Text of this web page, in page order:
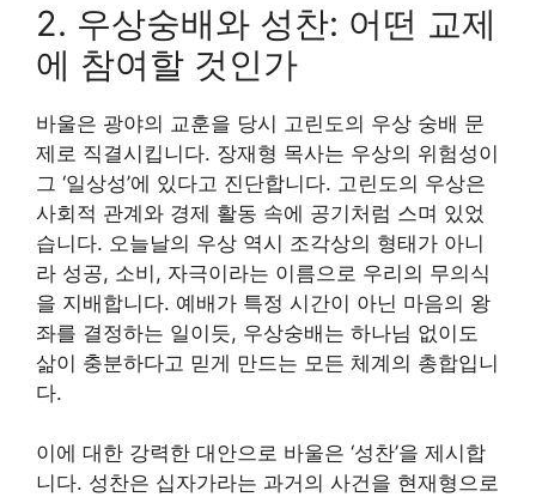
2. 우상숭배와 성찬: 어떤 교제
에 참여할 것인가
바울은 광야의 교훈을 당시 고린도의 우상 숭배 문
제로 직결시킵니다. 장재형 목사는 우상의 위험성이
그 ‘일상성’에 있다고 진단합니다. 고린도의 우상은
사회적 관계와 경제 활동 속에 공기처럼 스며 있었
습니다. 오늘날의 우상 역시 조각상의 형태가 아니
라 성공, 소비, 자극이라는 이름으로 우리의 무의식
을 지배합니다. 예배가 특정 시간이 아닌 마음의 왕
좌를 결정하는 일이듯, 우상숭배는 하나님 없이도
삶이 충분하다고 믿게 만드는 모든 체계의 총합입니
다.
이에 대한 강력한 대안으로 바울은 ‘성찬’을 제시합
니다. 성찬은 십자가라는 과거의 사건을 현재형으로